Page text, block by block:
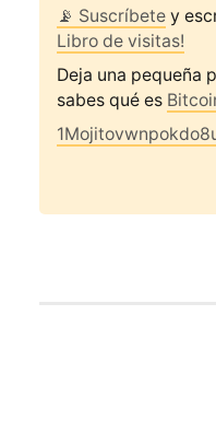
📡 Suscríbetey
Libro de visitas!
Deja una pequeña
sabes qué es